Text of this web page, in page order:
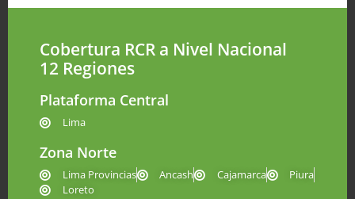
Cobertura RCR a Nivel Nacional
12 Regiones
Plataforma Central
Lima
Zona Norte
Lima Provincias Ancash Cajamarca
Piura
Loreto